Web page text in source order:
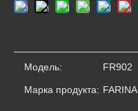
Модель: FR902
Марка продукта: FARINA